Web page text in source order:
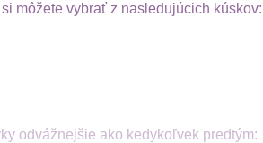
môžete vybrať z nasledujúcich kúskov:
odvážnejšie ako kedykoľvek predtým: